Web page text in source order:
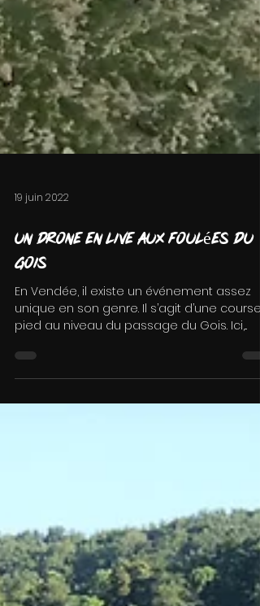
19 juin 2022
Un drone en live aux Foulées du
Gois
En Vendée, il existe un événement assez
pied au niveau du passage du Gois. Ici,...